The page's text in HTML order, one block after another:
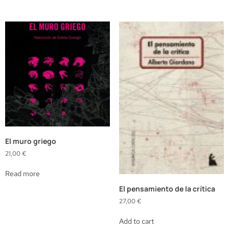
El muro griego
21,00€
Read more
El pensamiento de la crítica
27,00€
Add to cart